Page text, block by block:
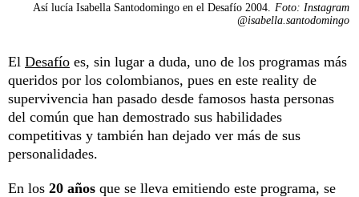
Así lucía Isabella Santodomingo en el Desafío 2004.
Foto: Instagram
@isabella.santodomingo
El Desafío es, sin lugar a duda, uno de los programas más
queridos por los colombianos, pues en este reality de
supervivencia han pasado desde famosos hasta personas
del común que han demostrado sus habilidades
competitivas y también han dejado ver más de sus
personalidades.
En los 20 años que se lleva emitiendo este programa, se